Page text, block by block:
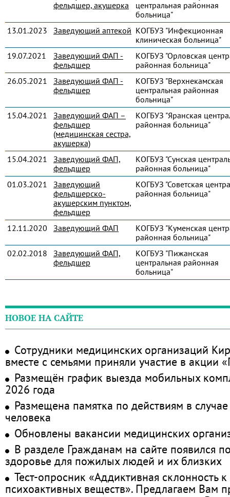
фельдшер, акушерка
центральная районная
больница"
13.01.2023
Заведующий аптекой КОГБУЗ "Инфекционная
клиническая больница"
19.07.2021
Заведующий ФАП -
фельдшер
КОГБУЗ "Орловская
районная больница"
26.05.2021
Заведующий ФАП -
фельдшер
КОГБУЗ "Верхнекамская
центральная районная
больница"
15.04.2021
Заведующий ФАП –
фельдшер
(медицинская сестра,
акушерка)
КОГБУЗ "Яранская
районная больница"
15.04.2021
Заведующий ФАП,
фельдшер
КОГБУЗ "Сунская
районная больница"
01.03.2021
Заведующий
фельдшерско-
акушерским пунктом,
фельдшер
КОГБУЗ "Советская
районная больница"
12.11.2020 Заведующий ФАП
КОГБУЗ "Куменская
районная больница"
02.02.2018
Заведующий ФАП,
фельдшер
КОГБУЗ "Пижанская
центральная районная
больница"
НОВОЕ НА САЙТЕ
Сотрудники медицинских организаций
вместе с семьями приняли участие в акции
Размещён график выезда мобильных
2026 года
Размещена памятка по действиям в
человека
Обновлены вакансии медицинских
В разделе Гражданам на сайте появился
здоровье для пожилых людей и их близких
Тест-опросник «Аддиктивная склонность
психоактивных веществ». Предлагаем Вам